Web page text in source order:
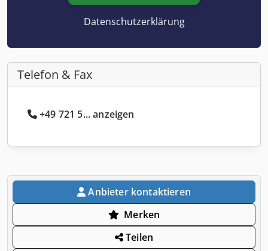
Datenschutzerklärung
Telefon & Fax
+49 721 5... anzeigen
Anbieter kontaktieren
Merken
Teilen